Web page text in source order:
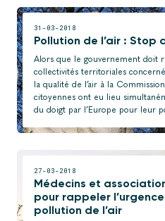
31-03-2018
Pollution de l’air : Stop
Alors que le gouvernement doit
collectivités territoriales
la qualité de l’air à la
citoyennes ont eu lieu
du doigt par l’Europe pour leur
27-03-2018
Médecins et
pour rappeler
pollution de l’air